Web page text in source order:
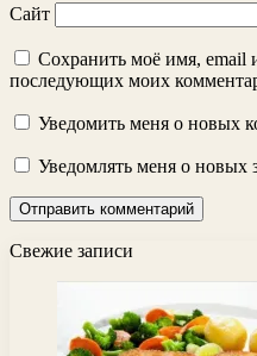
Сайт
Сохранить моё имя, email
последующих моих
Уведомить меня о новых
Уведомлять меня о новых
Свежие записи